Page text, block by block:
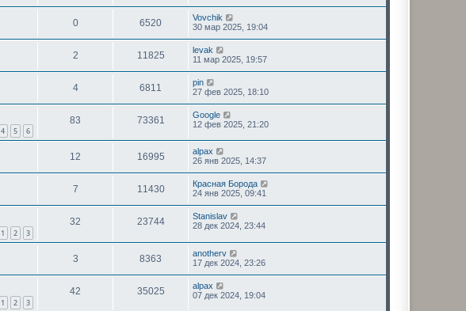
0 6520
Vovchik
30 мар 2025, 19:04
2 11825
levak
11 мар 2025, 19:57
4 6811
pin
27 фев 2025, 18:10
4 5 6
83 73361
Google
12 фев 2025, 21:20
12 16995
alpax
26 янв 2025, 14:37
7 11430
Красная Борода
24 янв 2025, 09:41
1 2 3
32 23744
Stanislav
28 дек 2024, 23:44
3 8363
anotherv
17 дек 2024, 23:26
1 2 3
42 35025
alpax
07 дек 2024, 19:04